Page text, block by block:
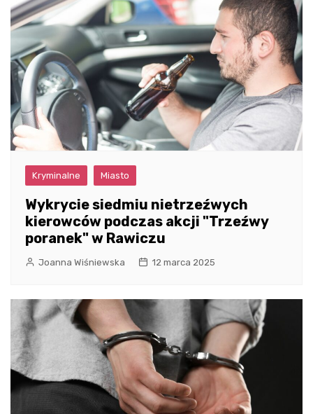
Kryminalne Miasto
Wykrycie siedmiu nietrzeźwych
kierowców podczas akcji "Trzeźwy
poranek" w Rawiczu
Joanna Wiśniewska 12 marca 2025